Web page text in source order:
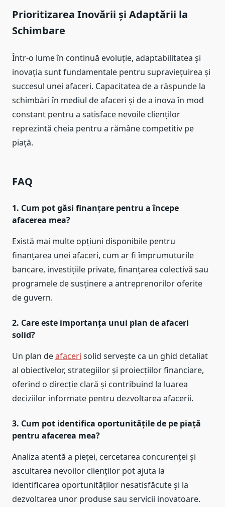
Prioritizarea Inovării și Adaptării la
Schimbare
Într-o lume în continuă evoluție, adaptabilitatea și
inovația sunt fundamentale pentru supraviețuirea și
succesul unei afaceri. Capacitatea de a răspunde la
schimbări în mediul de afaceri și de a inova în mod
constant pentru a satisface nevoile clienților
reprezintă cheia pentru a rămâne competitiv pe
piață.
FAQ
1. Cum pot găsi finanțare pentru a începe
afacerea mea?
Există mai multe opțiuni disponibile pentru
finanțarea unei afaceri, cum ar fi împrumuturile
bancare, investițiile private, finanțarea colectivă sau
programele de susținere a antreprenorilor oferite
de guvern.
2. Care este importanța unui plan de afaceri
solid?
Un plan deafaceri solid servește ca un ghid detaliat
al obiectivelor, strategiilor și proiecțiilor financiare,
oferind o direcție clară și contribuind la luarea
deciziilor informate pentru dezvoltarea afacerii.
3. Cum pot identifica oportunitățile de pe piață
pentru afacerea mea?
Analiza atentă a pieței, cercetarea concurenței și
ascultarea nevoilor clienților pot ajuta la
identificarea oportunităților nesatisfăcute și la
dezvoltarea unor produse sau servicii inovatoare.